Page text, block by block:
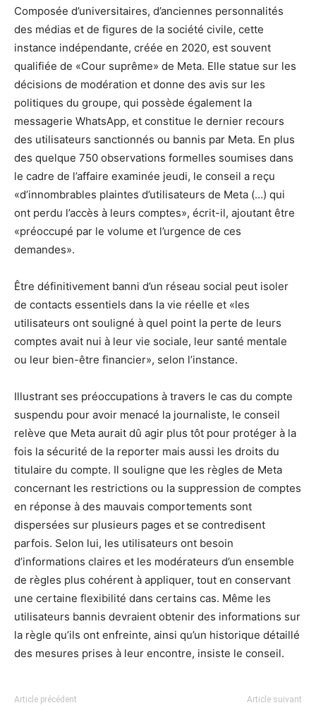
Composée d’universitaires, d’anciennes personnalités
des médias et de figures de la société civile, cette
instance indépendante, créée en 2020, est souvent
qualifiée de «Cour suprême» de Meta. Elle statue sur les
décisions de modération et donne des avis sur les
politiques du groupe, qui possède également la
messagerie WhatsApp, et constitue le dernier recours
des utilisateurs sanctionnés ou bannis par Meta. En plus
des quelque 750 observations formelles soumises dans
le cadre de l’affaire examinée jeudi, le conseil a reçu
«d’innombrables plaintes d’utilisateurs de Meta (…) qui
ont perdu l’accès à leurs comptes», écrit-il, ajoutant être
«préoccupé par le volume et l’urgence de ces
demandes».
Être définitivement banni d’un réseau social peut isoler
de contacts essentiels dans la vie réelle et «les
utilisateurs ont souligné à quel point la perte de leurs
comptes avait nui à leur vie sociale, leur santé mentale
ou leur bien-être financier», selon l’instance.
Illustrant ses préoccupations à travers le cas du compte
suspendu pour avoir menacé la journaliste, le conseil
relève que Meta aurait dû agir plus tôt pour protéger à la
fois la sécurité de la reporter mais aussi les droits du
titulaire du compte. Il souligne que les règles de Meta
concernant les restrictions ou la suppression de comptes
en réponse à des mauvais comportements sont
dispersées sur plusieurs pages et se contredisent
parfois. Selon lui, les utilisateurs ont besoin
d’informations claires et les modérateurs d’un ensemble
de règles plus cohérent à appliquer, tout en conservant
une certaine flexibilité dans certains cas. Même les
utilisateurs bannis devraient obtenir des informations sur
la règle qu’ils ont enfreinte, ainsi qu’un historique détaillé
des mesures prises à leur encontre, insiste le conseil.
Article précédent Article suivant